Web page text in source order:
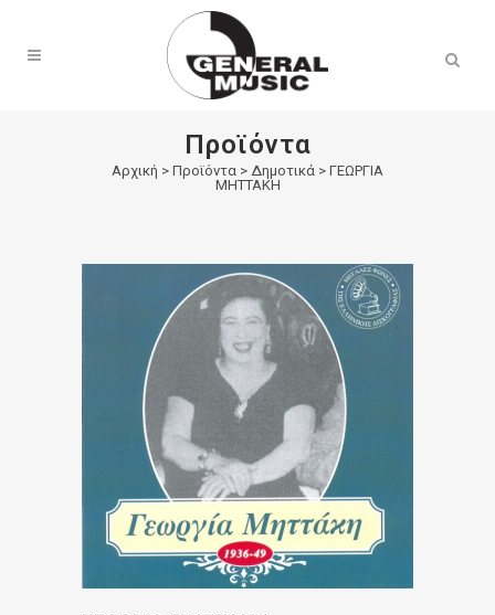
Προϊόντα
Αρχική > Προϊόντα > Δημοτικά > ΓΕΩΡΓΙΑ
ΜΗΤΤΑΚΗ